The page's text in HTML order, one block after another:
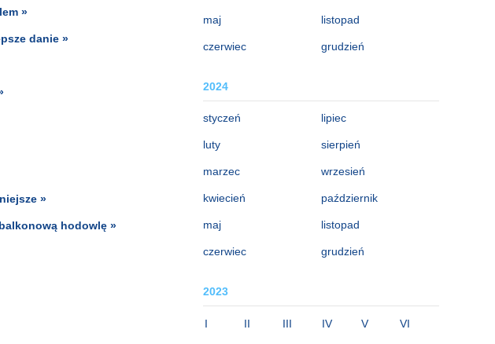
maj
czerwiec
listopad
grudzień
2024
styczeń
luty
marzec
kwiecień
maj
czerwiec
lipiec
sierpień
wrzesień
październik
listopad
grudzień
2023
I II III IV V VI
»
danie »
»
hodowlę »